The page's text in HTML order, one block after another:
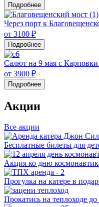
Подробнее
Через порт к
от 3100 ₽
Подробнее
Салют на 9 мая с Карповки
от 3900 ₽
Подробнее
Акции
Все акции
Бесплатные билеты для
Акция ко дню
Прогулка на катере в
Прокатись на теплоходе до